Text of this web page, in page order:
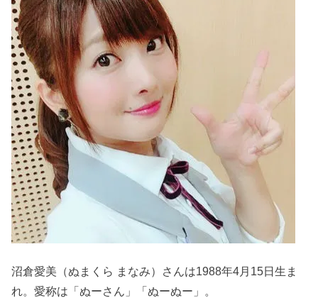
沼倉愛美（ぬまくら まなみ）さんは1988年4月15日生ま
れ。愛称は「ぬーさん」「ぬーぬー」。